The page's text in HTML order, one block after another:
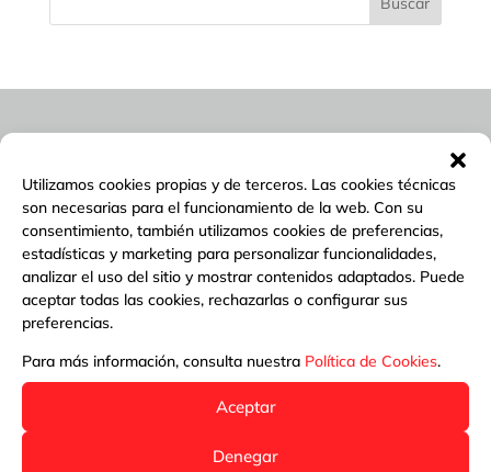
Utilizamos cookies propias y de terceros. Las cookies técnicas
son necesarias para el funcionamiento de la web. Con su
consentimiento, también utilizamos cookies de preferencias,
estadísticas y marketing para personalizar funcionalidades,
analizar el uso del sitio y mostrar contenidos adaptados. Puede
aceptar todas las cookies, rechazarlas o configurar sus
preferencias.
Para más información, consulta nuestra Política de Cookies.
Aceptar
Denegar